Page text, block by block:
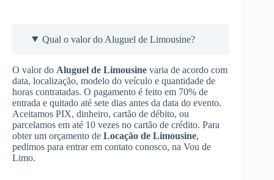
Qual o valor do Aluguel de Limousine?
O valor do Aluguel de Limousine varia de acordo com
data, localização, modelo do veículo e quantidade de
horas contratadas. O pagamento é feito em 70% de
entrada e quitado até sete dias antes da data do evento.
Aceitamos PIX, dinheiro, cartão de débito, ou
parcelamos em até 10 vezes no cartão de crédito. Para
obter um orçamento de Locação de Limousine,
pedimos para entrar em contato conosco, na Vou de
Limo.